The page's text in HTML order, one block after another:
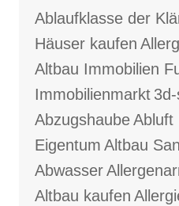
Ablaufklasse der
Häuser kaufen
Altbau Immobilien
Immobilienmarkt
AbzugshaubeAbluft
Eigentum Altbau
Abwasser
Altbau kaufen